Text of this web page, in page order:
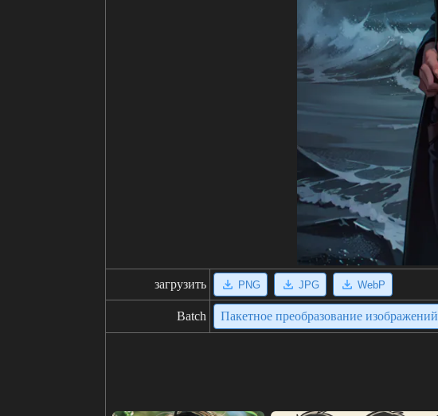
загрузить PNG JPG WebP
Batch Пакетное преобразование изображений